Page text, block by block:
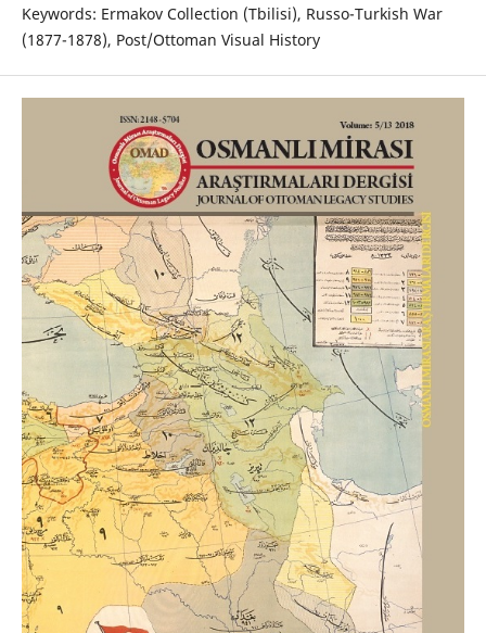
Keywords: Ermakov Collection (Tbilisi), Russo-Turkish War
(1877-1878), Post/Ottoman Visual History